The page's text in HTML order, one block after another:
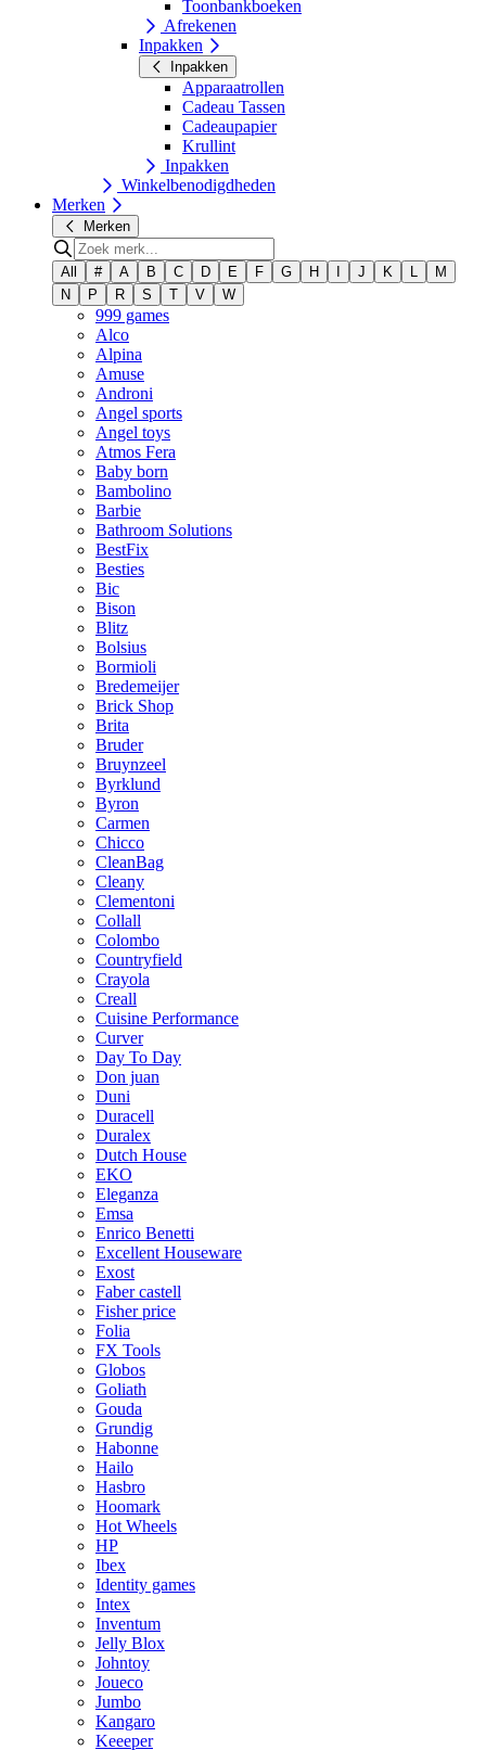
Toonbankboeken
Afrekenen
Inpakken
Inpakken
Apparaatrollen
Cadeau Tassen
Cadeaupapier
Krullint
Inpakken
Winkelbenodigdheden
Merken
Merken
All # A B C D E F G H J K L
M
N
P R S T V W
999 games
Alco
Alpina
Amuse
Androni
Angel sports
Angel toys
Atmos Fera
Baby born
Bambolino
Barbie
Bathroom Solutions
BestFix
Besties
Bic
Bison
Blitz
Bolsius
Bormioli
Bredemeijer
Brick Shop
Brita
Bruder
Bruynzeel
Byrklund
Byron
Carmen
Chicco
CleanBag
Cleany
Clementoni
Collall
Colombo
Countryfield
Crayola
Creall
Cuisine Performance
Curver
Day To Day
Don juan
Duni
Duracell
Duralex
Dutch House
EKO
Eleganza
Emsa
Enrico Benetti
Excellent Houseware
Exost
Faber castell
Fisher price
Folia
FX Tools
Globos
Goliath
Gouda
Grundig
Habonne
Hailo
Hasbro
Hoomark
Hot Wheels
HP
Ibex
Identity games
Intex
Inventum
Jelly Blox
Johntoy
Joueco
Jumbo
Kangaro
Keeeper